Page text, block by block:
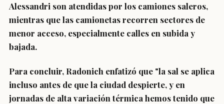
Alessandri son atendidas por los camiones saleros,
mientras que las camionetas recorren sectores de
menor acceso, especialmente calles en subida y
bajada.
Para concluir, Radonich enfatizó que "la sal se aplica
incluso antes de que la ciudad despierte, y en
jornadas de alta variación térmica hemos tenido que